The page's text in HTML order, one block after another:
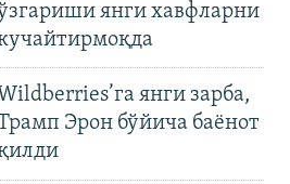
янги хавфларни
Wildberries’га янги зарба,
Эрон бўйича баёнот